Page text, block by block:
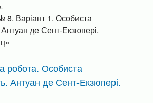
8. Варіант 1. Особиста
Антуан де Сент-Екзюпері.
робота. Особиста
Антуан де Сент-Екзюпері.